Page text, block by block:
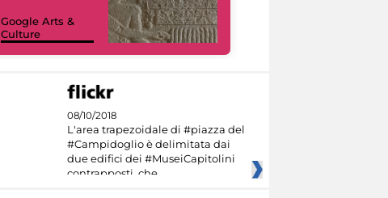
Google Arts &
Culture
08/10/2018
L'area trapezoidale di #piazza del
#Campidoglio è delimitata dai
due edifici dei #MuseiCapitolini
contrapposti, che